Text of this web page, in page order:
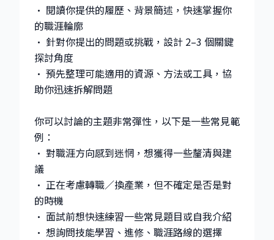
• 閱讀你提供的履歷、背景簡述，快速掌握你
的職涯輪廓
• 針對你提出的問題或挑戰，設計 2–3 個關鍵
探討角度
• 預先整理可能適用的資源、方法或工具，協
助你迅速拆解問題
你可以討論的主題非常彈性，以下是一些常見範
例：
• 對職涯方向感到迷惘，想獲得一些釐清與建
議
• 正在考慮轉職／換產業，但不確定是否是對
的時機
• 面試前想快速練習一些常見題目或自我介紹
• 想詢問技能學習、進修、職涯路線的選擇